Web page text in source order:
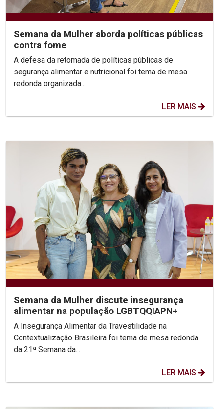
Semana da Mulher aborda políticas públicas
contra fome
A defesa da retomada de políticas públicas de
segurança alimentar e nutricional foi tema de mesa
redonda organizada...
LER MAIS
Semana da Mulher discute insegurança
alimentar na população LGBTQQIAPN+
A Insegurança Alimentar da Travestilidade na
Contextualização Brasileira foi tema de mesa redonda
da 21ª Semana da...
LER MAIS